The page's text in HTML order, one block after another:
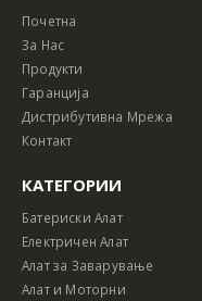
Почетна
За Нас
Продукти
Гаранција
Дистрибутивна Мрежа
Контакт
КАТЕГОРИИ
Батериски Алат
Електричен Алат
Алат за Заварување
Алат и Моторни